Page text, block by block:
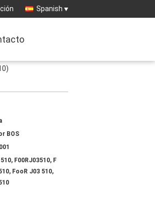
Spanish
BOS
F00RJ03510, F
FooR J03 510,